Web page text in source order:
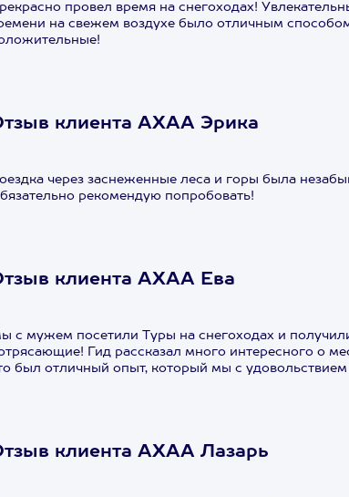
провел время на снегоходах!
на свежем воздухе было отличным
клиента АХАА Эрика
через заснеженные леса и горы была
рекомендую попробовать!
клиента АХАА Ева
с мужем посетили Туры на снегоходах и
Гид рассказал много интересного о
был отличный опыт, который мы с
клиента АХАА Лазарь